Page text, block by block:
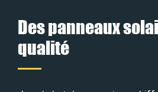
Des panneaux
qualité